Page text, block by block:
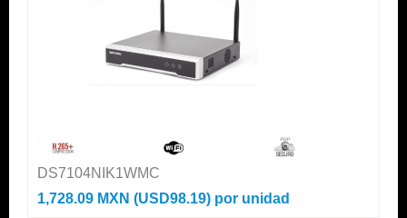
DS7104NIK1WMC
1,728.09 MXN (USD98.19) por unidad